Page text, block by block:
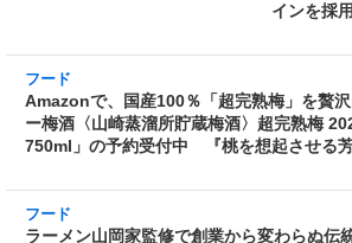
インを採用
Amazonで、国産100％
用した「サントリー梅
酒〉超完熟梅 2026
予約受付中 『桃を想
わい』